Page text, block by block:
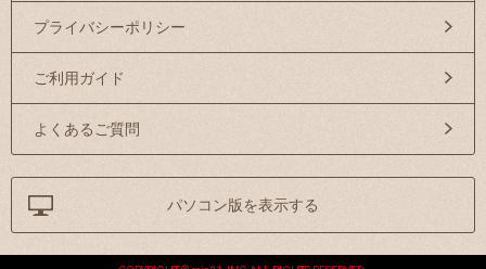
プライバシーポリシー
ご利用ガイド
よくあるご質問
パソコン版を表示する